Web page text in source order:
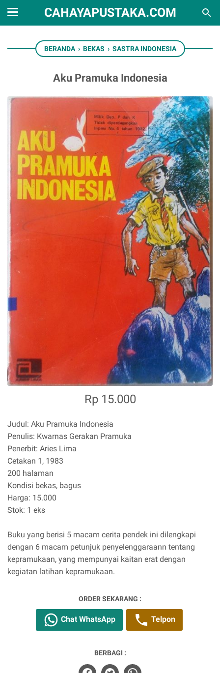
CAHAYAPUSTAKA.COM
BERANDA › BEKAS › SASTRA INDONESIA
Aku Pramuka Indonesia
Rp 15.000
Judul: Aku Pramuka Indonesia
Penulis: Kwarnas Gerakan Pramuka
Penerbit: Aries Lima
Cetakan 1, 1983
200 halaman
Kondisi bekas, bagus
Harga: 15.000
Stok: 1 eks
Buku yang berisi 5 macam cerita pendek ini dilengkapi
dengan 6 macam petunjuk penyelenggaraann tentang
kepramukaan, yang mempunyai kaitan erat dengan
kegiatan latihan kepramukaan.
ORDER SEKARANG :
Chat WhatsApp Telpon
BERBAGI :